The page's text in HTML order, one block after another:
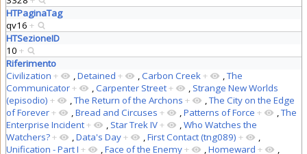
HTPaginaTag
qv16 +
HTSezioneID
10 +
Riferimento
Civilization + ,Detained + ,Carbon Creek+ ,The
Communicator+ ,Carpenter Street+ , Strange New Worlds
(episodio) + ,The Return of the Archons + ,The City on the Edge
of Forever+ ,Bread and Circuses + ,Patterns of Force + ,The
Enterprise Incident+ , Star Trek IV+ ,Who Watches the
Watchers?+ ,Data's Day+ ,First Contact (tng089) +
,
Unification - Part I + ,Face of the Enemy+ ,Homeward +
,